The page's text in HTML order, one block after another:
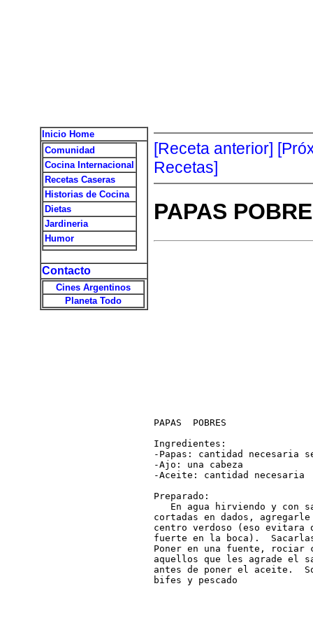
Inicio Home
Comunidad
Cocina Internacional
Recetas Caseras
Historias de Cocina
Dietas
Jardineria
Humor
Contacto
Cines Argentinos
Planeta Todo
[Receta anterior]
Recetas]
PAPAS
PAPAS  POBRES
Ingredientes:
-Papas: cantidad necesaria
-Ajo: una cabeza
-Aceite: cantidad necesaria
Preparado:
En agua hirviendo y con
cortadas en dados,
centro verdoso (eso evitara
fuerte en la boca).
Poner en una fuente,
aquellos que les agrade el
antes de poner el aceite.
bifes y pescado